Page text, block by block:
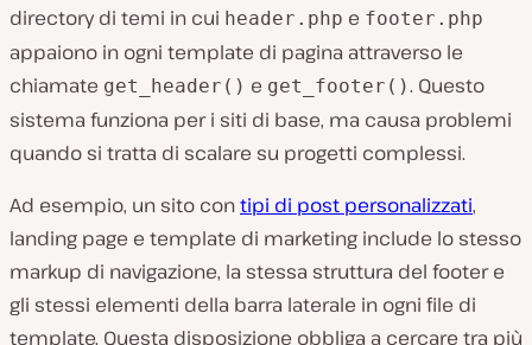
directory di temi in cui header.php e footer.php
appaiono in ogni template di pagina attraverso le
chiamate get_header() e get_footer(). Questo
sistema funziona per i siti di base, ma causa problemi
quando si tratta di scalare su progetti complessi.
Ad esempio, un sito contipi di post personalizzati,
landing page e template di marketing include lo stesso
markup di navigazione, la stessa struttura del footer e
gli stessi elementi della barra laterale in ogni file di
template. Questa disposizione obbliga a cercare tra più